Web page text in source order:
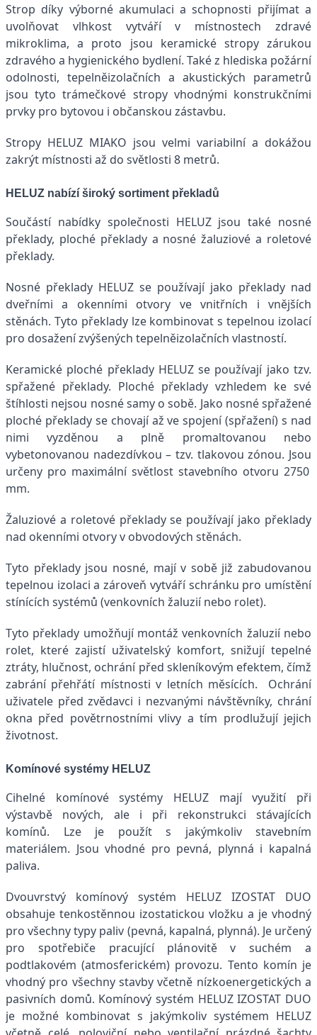
Strop díky výborné akumulaci a schopnosti přijímat a
uvolňovat vlhkost vytváří v místnostech zdravé
mikroklima, a proto jsou keramické stropy zárukou
zdravého a hygienického bydlení. Také z hlediska požární
odolnosti, tepelněizolačních a akustických parametrů
jsou tyto trámečkové stropy vhodnými konstrukčními
prvky pro bytovou i občanskou zástavbu.
Stropy HELUZ MIAKO jsou velmi variabilní a dokážou
zakrýt místnosti až do světlosti 8 metrů.
HELUZ nabízí široký sortiment překladů
Součástí nabídky společnosti HELUZ jsou také nosné
překlady, ploché překlady a nosné žaluziové a roletové
překlady.
Nosné překlady HELUZ se používají jako překlady nad
dveřními a okenními otvory ve vnitřních i vnějších
stěnách. Tyto překlady lze kombinovat s tepelnou izolací
pro dosažení zvýšených tepelněizolačních vlastností.
Keramické ploché překlady HELUZ se používají jako tzv.
spřažené překlady. Ploché překlady vzhledem ke své
štíhlosti nejsou nosné samy o sobě. Jako nosné spřažené
ploché překlady se chovají až ve spojení (spřažení) s nad
nimi vyzděnou a plně promaltovanou nebo
vybetonovanou nadezdívkou – tzv. tlakovou zónou. Jsou
určeny pro maximální světlost stavebního otvoru 2750
mm.
Žaluziové a roletové překlady se používají jako překlady
nad okenními otvory v obvodových stěnách.
Tyto překlady jsou nosné, mají v sobě již zabudovanou
tepelnou izolaci a zároveň vytváří schránku pro umístění
stínících systémů (venkovních žaluzií nebo rolet).
Tyto překlady umožňují montáž venkovních žaluzií nebo
rolet, které zajistí uživatelský komfort, snižují tepelné
ztráty, hlučnost, ochrání před skleníkovým efektem, čímž
zabrání přehřátí místnosti v letních měsících. Ochrání
uživatele před zvědavci i nezvanými návštěvníky, chrání
okna před povětrnostními vlivy a tím prodlužují jejich
životnost.
Komínové systémy HELUZ
Cihelné komínové systémy HELUZ mají využití při
výstavbě nových, ale i při rekonstrukci stávajících
komínů. Lze je použít s jakýmkoliv stavebním
materiálem. Jsou vhodné pro pevná, plynná i kapalná
paliva.
Dvouvrstvý komínový systém HELUZ IZOSTAT DUO
obsahuje tenkostěnnou izostatickou vložku a je vhodný
pro všechny typy paliv (pevná, kapalná, plynná). Je určený
pro spotřebiče pracující plánovitě v suchém a
podtlakovém (atmosferickém) provozu. Tento komín je
vhodný pro všechny stavby včetně nízkoenergetických a
pasivních domů. Komínový systém HELUZ IZOSTAT DUO
je možné kombinovat s jakýmkoliv systémem HELUZ